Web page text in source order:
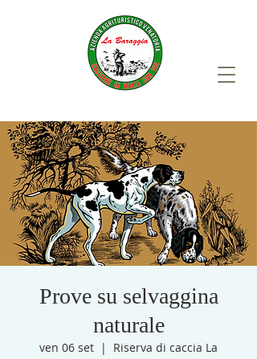
Prove su selvaggina
naturale
ven 06 set
  |
Riserva di caccia La